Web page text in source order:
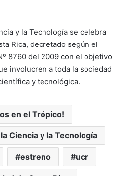
y la Tecnología se celebra
Rica, decretado según el
8760 del 2009 con el objetivo
involucren a toda la sociedad
y tecnológica.
en el Trópico!
Ciencia y la Tecnología
estreno ucr